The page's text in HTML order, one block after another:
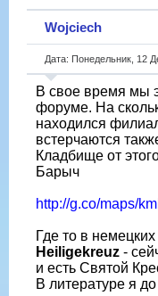
Wojciech
Дата: Понедельник, 12
В свое время мы
форуме. На
находился
встерчаются
Кладбище от
Барыч
http://g.co/maps/
Где то в
Heiligekreuz -
и есть Святой
В литературе я